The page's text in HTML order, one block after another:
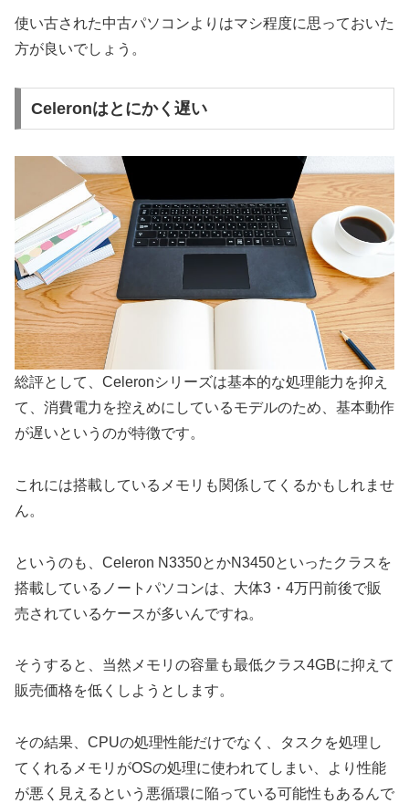
使い古された中古パソコンよりはマシ程度に思っておいた
方が良いでしょう。
Celeronはとにかく遅い
総評として、Celeronシリーズは基本的な処理能力を抑え
て、消費電力を控えめにしているモデルのため、基本動作
が遅いというのが特徴です。
これには搭載しているメモリも関係してくるかもしれませ
ん。
というのも、Celeron N3350とかN3450といったクラスを
搭載しているノートパソコンは、大体3・4万円前後で販
売されているケースが多いんですね。
そうすると、当然メモリの容量も最低クラス4GBに抑えて
販売価格を低くしようとします。
その結果、CPUの処理性能だけでなく、タスクを処理し
てくれるメモリがOSの処理に使われてしまい、より性能
が悪く見えるという悪循環に陥っている可能性もあるんで